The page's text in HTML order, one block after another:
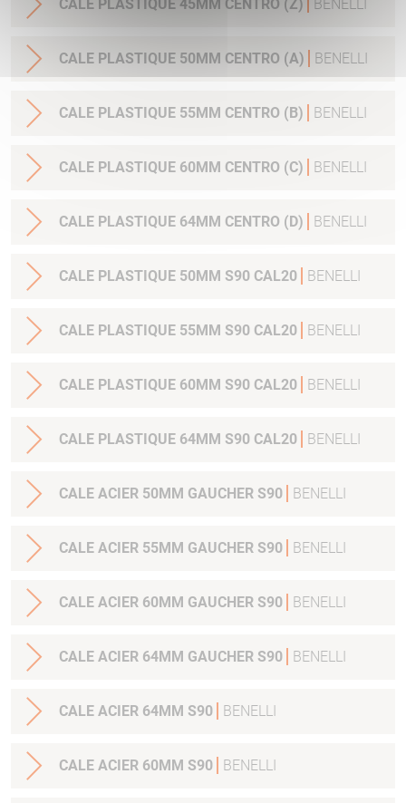
CALE PLASTIQUE 45MM CENTRO (Z) BENELLI
CALE PLASTIQUE 50MM CENTRO (A) BENELLI
CALE PLASTIQUE 55MM CENTRO (B) BENELLI
CALE PLASTIQUE 60MM CENTRO (C) BENELLI
CALE PLASTIQUE 64MM CENTRO (D) BENELLI
CALE PLASTIQUE 50MM S90 CAL20 BENELLI
CALE PLASTIQUE 55MM S90 CAL20 BENELLI
CALE PLASTIQUE 60MM S90 CAL20 BENELLI
CALE PLASTIQUE 64MM S90 CAL20 BENELLI
CALE ACIER 50MM GAUCHER S90 BENELLI
CALE ACIER 55MM GAUCHER S90 BENELLI
CALE ACIER 60MM GAUCHER S90 BENELLI
CALE ACIER 64MM GAUCHER S90 BENELLI
CALE ACIER 64MM S90 BENELLI
CALE ACIER 60MM S90 BENELLI